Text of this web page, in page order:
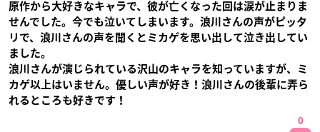
原作から大好きなキャラで、彼が亡くなった回は涙が止まりま
せんでした。今でも泣いてしまいます。浪川さんの声がピッタ
リで、浪川さんの声を聞くとミカゲを思い出して泣き出してい
ました。
浪川さんが演じられている沢山のキャラを知っていますが、ミ
カゲ以上はいません。優しい声が好き！浪川さんの後輩に弄ら
れるところも好きです！
0